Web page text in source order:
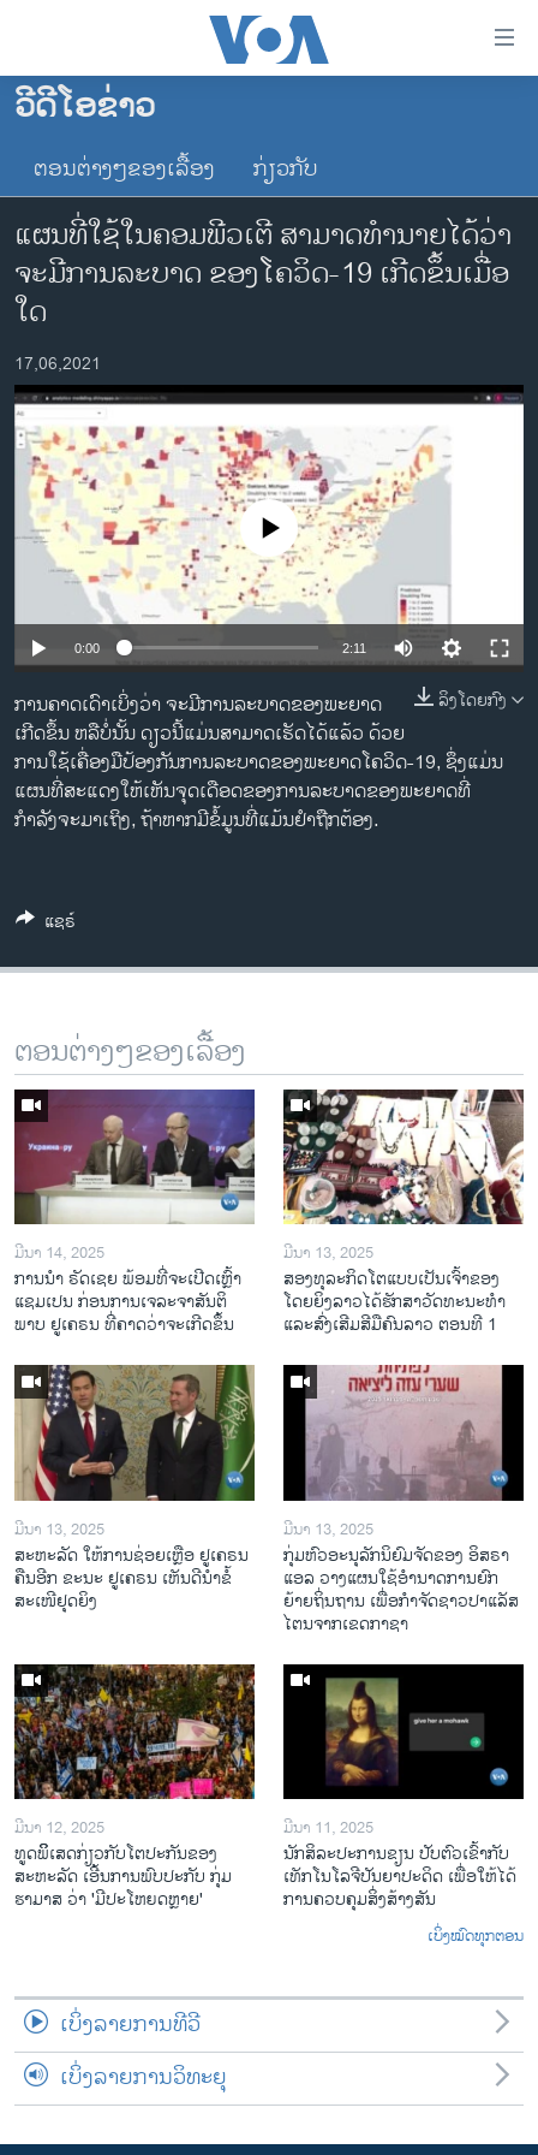
ເຂົ້າ
ຂ້າມ
ຂ້າມ
ໄປ
ຫາ
ຊອກ
ໂຮມເພຈ
ລາວ
ອາເມຣິກາ
ການເລືອກຕັ້ງ ປະທານາທີບໍດີ ສະຫະລັດ 2024
ຂ່າວ​ຈີນ
ເອເຊຍ
ອິດສະຫຼະພາບດ້ານການຂ່າວ
ຊີວິດຊາວລາວ
ຊຸມຊົນຊາວລາວ
ວິທະຍາສາດ-ເທັກໂນໂລຈີ
ພາສາອັງກິດ
ສຽງ
ລາຍການກະຈາຍສຽງ
ລາຍງານ
ຕິດຕາມພວກເຮົາ ທີ່
ພາສາຕ່າງໆ
ວີດີໂອຂ່າວ
ຕອນຕ່າງໆຂອງເລື້ອງ ກ່ຽວກັບ
ແຜນທີ່ໃຊ້ໃນຄອມພີວເຕີ ສາມາດທໍານາຍໄດ້ວ່າ
ຈະມີການລະບາດ ຂອງໂຄວິດ-19 ເກີດຂຶ້ນເມື່ອ
ໃດ
17,06,2021
No media source currently available
0:00 2:11
ລິງໂດຍກົງ
ການຄາດເດົາເບິ່ງວ່າ ຈະມີການລະບາດຂອງພະຍາດ
ເກີດຂຶ້ນ ຫລືບໍ່ນັ້ນ ດຽວນີ້ແມ່ນສາມາດເຮັດໄດ້ແລ້ວ ດ້ວຍ
ການໃຊ້ເຄື່ອງມືປ້ອງກັນການລະບາດຂອງພະຍາດໂຄວິດ-19, ຊຶ່ງແມ່ນ
ແຜນທີ່ສະແດງໃຫ້ເຫັນຈຸດເດືອດຂອງການລະບາດຂອງພະຍາດທີ່
ກຳລັງຈະມາເຖິງ, ຖ້າຫາກມີຂໍ້ມູນທີ່ແມ້ນຢໍາຖືກຕ້ອງ.
ແຊຣ໌
ຕອນຕ່າງໆຂອງເລື້ອງ
ມີນາ 14, 2025
ການ​ນຳ ຣັດ​ເຊຍ ພ້ອມ​ທີ່​ຈະ​ເປີ​ດ​ເຫຼົ້າ​
ແຊມ​ເປນ ກ່ອນການ​ເຈ​ລະ​ຈາ​ສັນ​ຕິ​
ພາບ ຢູ​ເຄ​ຣນ ທີ່​ຄາດ​ວ່າ​ຈະ​ເກີດ​ຂຶ້ນ
ມີນາ 13, 2025
ສອງທຸລະກິດໂຕແບບເປັນເຈົ້າຂອງ
ໂດຍຍິງລາວໄດ້ຮັກສາວັດທະນະທຳ
ແລະສົ່ງເສີມສີມືຄົນລາວ ຕອນທີ 1
ມີນາ 13, 2025
ສະຫະລັດ ໃຫ້ການຊ່ອຍເຫຼືອ ຢູເຄຣນ
ຄືນອີກ ຂະນະ ຢູເຄຣນ ເຫັນດີນຳຂໍ້
ສະເໜີຢຸດຍິງ
ມີນາ 13, 2025
ກຸ່ມຫົວອະນຸລັກນິຍົມຈັດຂອງ ອິສຣາ
ແອລ ວາງແຜນໃຊ້ອຳນາດການຍົກ
ຍ້າຍຖິ່ນຖານ ເພື່ອກຳຈັດຊາວປາແລັສ
ໄຕນຈາກເຂດກາຊາ
ມີນາ 12, 2025
ທູດພິິເສດກ່ຽວກັບໂຕປະກັນຂອງ
ສະຫະລັດ ເອີ້ນການພົບປະກັບ ກຸ່ມ
ຮາມາສ ວ່າ 'ມີປະໂຫຍດຫຼາຍ'
ມີນາ 11, 2025
ນັກ​ສິ​ລະ​ປະ​ການ​ຂຽນ ປັບ​ຕົວ​ເຂົ້າ​ກັບ​
ເທັກ​ໂນ​ໂລ​ຈີ​ປັນ​ຍາ​ປະ​ດິດ ເພື່ອ​ໃຫ້​ໄດ້​
ກ​ານ​ຄວບ​ຄຸມ​ສິ່ງ​ສ້າງ​ສັນ
ເບິ່ງໝົດທຸກຕອນ
ເບິ່ງລາຍການທີວີ
ເບິ່ງລາຍການວິທະຍຸ